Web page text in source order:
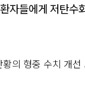
자들에게 저탄수